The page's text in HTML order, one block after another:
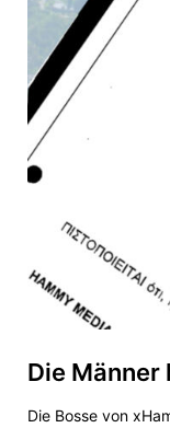
Die
Die Bosse von